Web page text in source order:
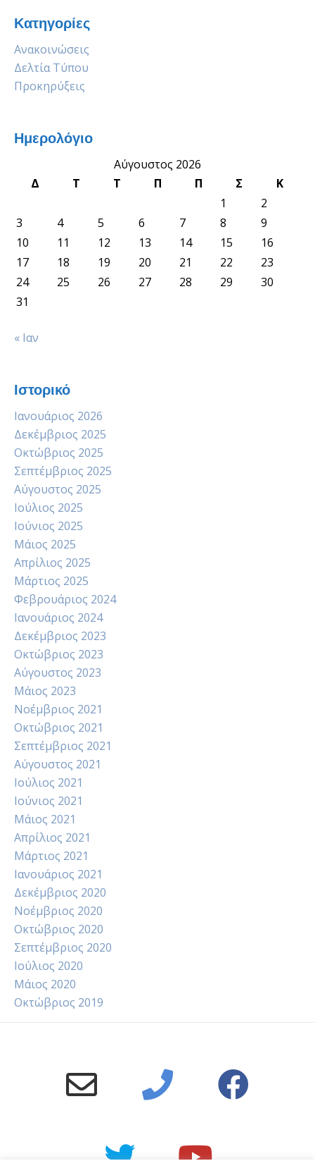
Κατηγορίες
Ανακοινώσεις
Δελτία Τύπου
Προκηρύξεις
Ημερολόγιο
Αύγουστος 2026
Δ
Τ Τ Π Π Σ
Κ
1
2
3
4 5 6 7 8
9
10
11 12 13 14 15
16
17
18 19 20 21 22
23
24
25 26 27 28 29
30
31
« Ιαν
Ιστορικό
Ιανουάριος 2026
Δεκέμβριος 2025
Οκτώβριος 2025
Σεπτέμβριος 2025
Αύγουστος 2025
Ιούλιος 2025
Ιούνιος 2025
Μάιος 2025
Απρίλιος 2025
Μάρτιος 2025
Φεβρουάριος 2024
Ιανουάριος 2024
Δεκέμβριος 2023
Οκτώβριος 2023
Αύγουστος 2023
Μάιος 2023
Νοέμβριος 2021
Οκτώβριος 2021
Σεπτέμβριος 2021
Αύγουστος 2021
Ιούλιος 2021
Ιούνιος 2021
Μάιος 2021
Απρίλιος 2021
Μάρτιος 2021
Ιανουάριος 2021
Δεκέμβριος 2020
Νοέμβριος 2020
Οκτώβριος 2020
Σεπτέμβριος 2020
Ιούλιος 2020
Μάιος 2020
Οκτώβριος 2019